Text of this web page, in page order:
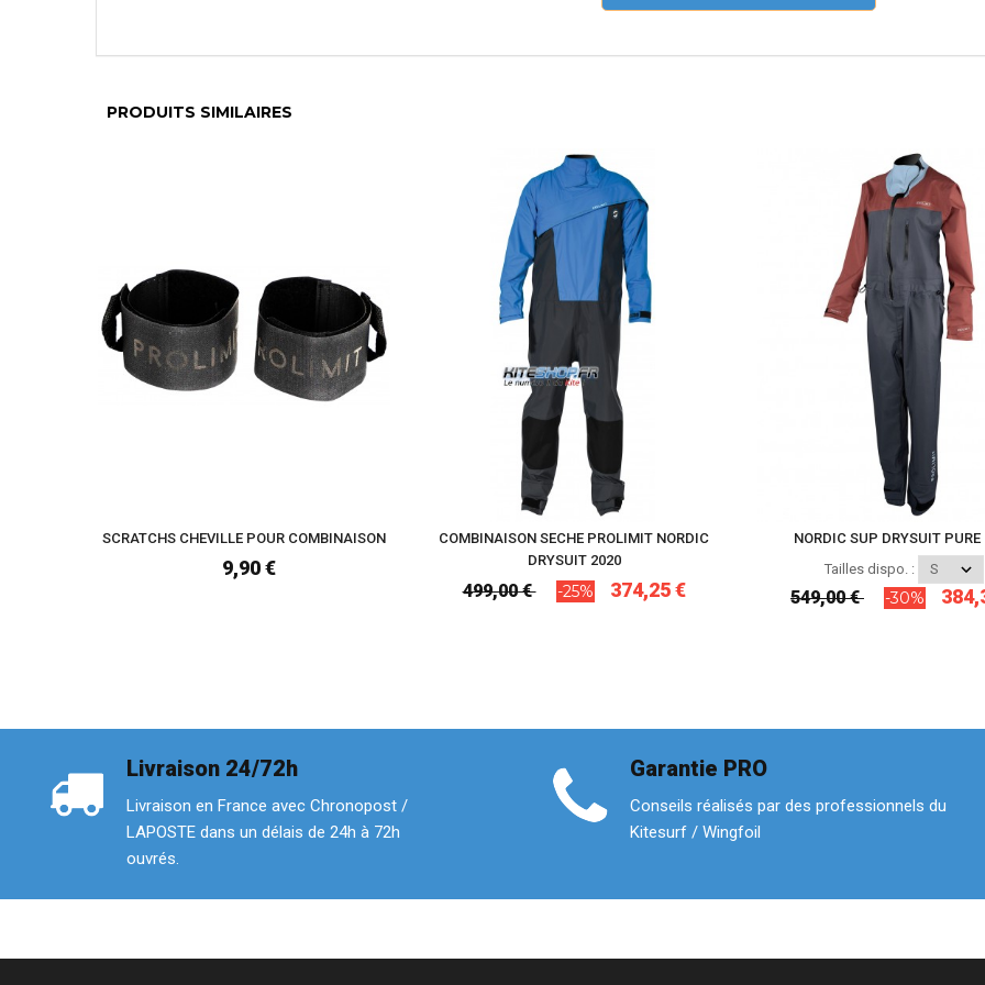
PRODUITS SIMILAIRES
SCRATCHS CHEVILLE POUR COMBINAISON
9,90 €
COMBINAISON SECHE PROLIMIT NORDIC
DRYSUIT 2020
499,00 € -25% 374,25 €
NORDIC SUP DRYSUIT PURE
Tailles dispo. :
549,00 € -30%
Livraison 24/72h
Livraison en France avec Chronopost /
LAPOSTE dans un délais de 24h à 72h
ouvrés.
Garantie PRO
Conseils réalisés par des professionnels du
Kitesurf / Wingfoil